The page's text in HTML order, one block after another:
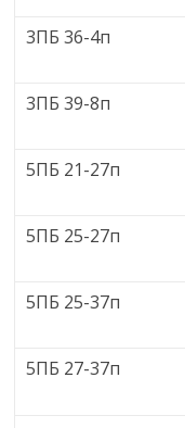
3ПБ 36-4п
3ПБ 39-8п
5ПБ 21-27п
5ПБ 25-27п
5ПБ 25-37п
5ПБ 27-37п